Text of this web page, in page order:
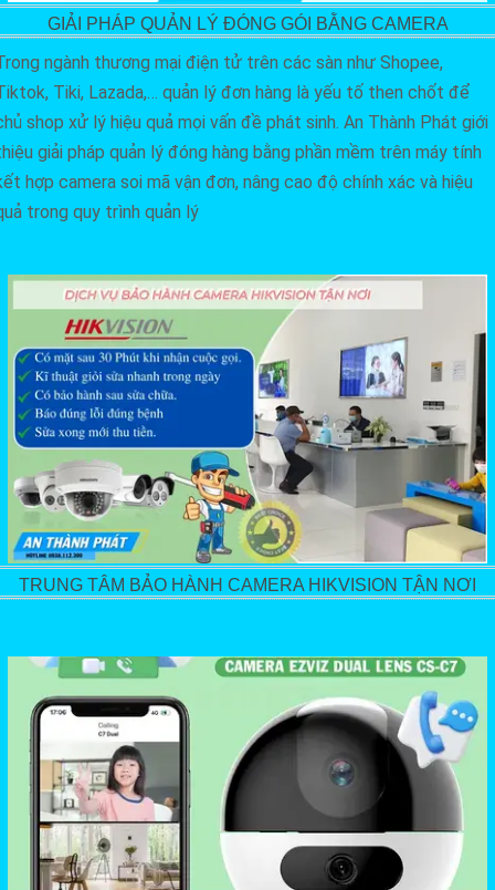
GIẢI PHÁP QUẢN LÝ ĐÓNG GÓI BẰNG CAMERA
ngành thương mại điện tử trên các sàn như Shopee,
Tiki, Lazada,… quản lý đơn hàng là yếu tố then chốt để
shop xử lý hiệu quả mọi vấn đề phát sinh. An Thành Phát giới
giải pháp quản lý đóng hàng bằng phần mềm trên máy tính
hợp camera soi mã vận đơn, nâng cao độ chính xác và hiệu
trong quy trình quản lý
TRUNG TÂM BẢO HÀNH CAMERA HIKVISION TẬN NƠI